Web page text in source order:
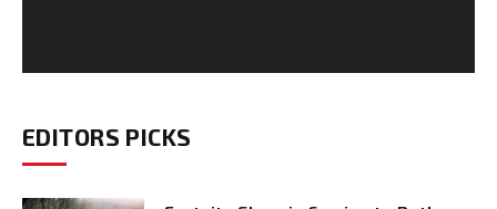
EDITORS PICKS